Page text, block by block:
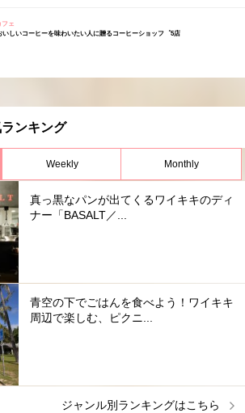
フェ
しいコーヒーを味わいたい人に贈るコーヒーショッフ゜5店
ランキング
Weekly Monthly
真っ黒なパンが出てくるワイキキのディ
ナー「BASALT／...
青空の下でごはんを食べよう！ワイキキ
周辺で楽しむ、ピクニ...
ジャンル別ランキングはこちら